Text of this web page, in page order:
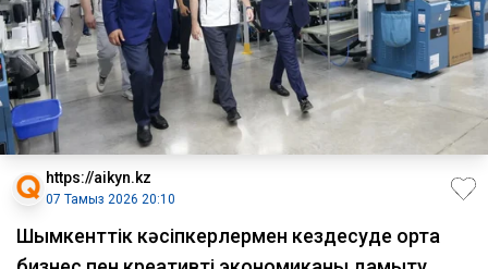
https://aikyn.kz
07 Тамыз 2026 20:10
Шымкенттік кәсіпкерлермен кездесуде орта